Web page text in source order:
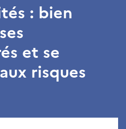
: bien
et se
risques